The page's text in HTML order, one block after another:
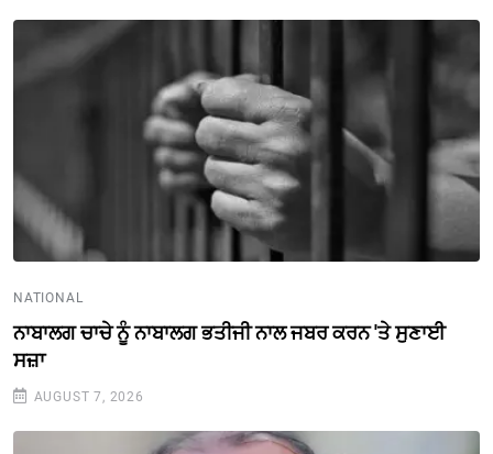
NATIONAL
ਨਾਬਾਲਗ ਚਾਚੇ ਨੂੰ ਨਾਬਾਲਗ ਭਤੀਜੀ ਨਾਲ ਜਬਰ ਕਰਨ 'ਤੇ ਸੁਣਾਈ
ਸਜ਼ਾ
AUGUST 7, 2026